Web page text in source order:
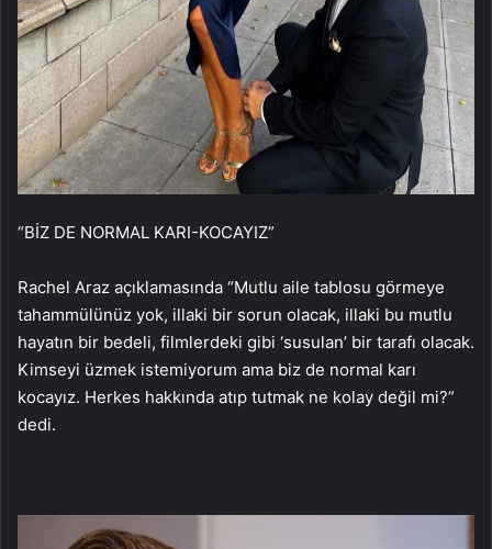
“BİZ DE NORMAL KARI-KOCAYIZ”
Rachel Araz açıklamasında “Mutlu aile tablosu görmeye
tahammülünüz yok, illaki bir sorun olacak, illaki bu mutlu
hayatın bir bedeli, filmlerdeki gibi ‘susulan’ bir tarafı olacak.
Kimseyi üzmek istemiyorum ama biz de normal karı
kocayız. Herkes hakkında atıp tutmak ne kolay değil mi?”
dedi.